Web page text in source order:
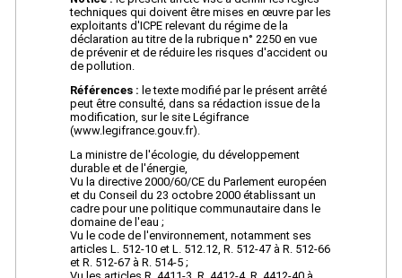
techniques qui doivent être mises en œuvre par les
exploitants d'ICPE relevant du régime de la
déclaration au titre de la rubrique n° 2250 en vue
de prévenir et de réduire les risques d'accident ou
de pollution.
Références : le texte modifié par le présent arrêté
peut être consulté, dans sa rédaction issue de la
modification, sur le site Légifrance
(www.legifrance.gouv.fr).
La ministre de l'écologie, du développement
durable et de l'énergie,
Vu la directive 2000/60/CE du Parlement européen
et du Conseil du 23 octobre 2000 établissant un
cadre pour une politique communautaire dans le
domaine de l'eau ;
Vu le code de l'environnement, notamment ses
articles L. 512-10 et L. 512.12, R. 512-47 à R. 512-66
et R. 512-67 à R. 514-5 ;